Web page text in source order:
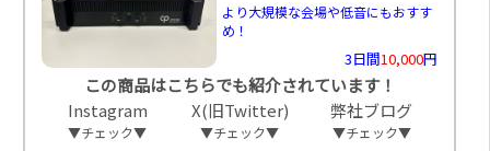
より大規模な会場や低音にもおすす
め！
3日間10,000円
この商品はこちらでも紹介されています！
Instagram
▼チェック▼
X(旧Twitter)
▼チェック▼
弊社ブログ
▼チェック▼